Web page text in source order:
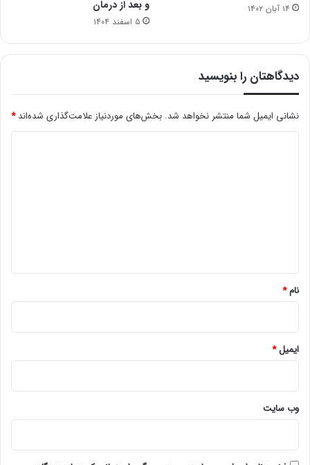
۱۴ آبان ۱۴۰۲ و بعد از درمان
۵ اسفند ۱۴۰۴
دیدگاهتان را بنویسید
نشانی ایمیل شما منتشر نخواهد شد. بخش‌های موردنیاز علامت‌گذاری شده‌اند*
نام*
ایمیل*
وب‌ سایت